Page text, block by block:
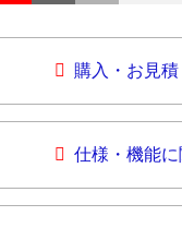
購入・お見
仕様・機能